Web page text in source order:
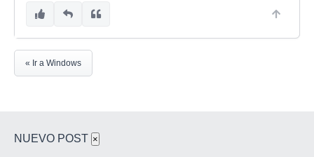
« Ir a Windows
NUEVO POST ×